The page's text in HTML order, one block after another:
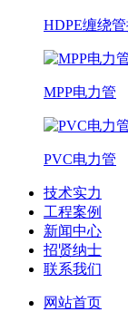
HDPE缠绕
MPP电力管
PVC电力管
技术实力
工程案例
新闻中心
招贤纳士
联系我们
网站首页